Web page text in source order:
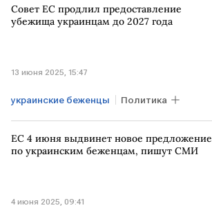
Совет ЕС продлил предоставление
убежища украинцам до 2027 года
13 июня 2025, 15:47
украинские беженцы Политика
УКРАИНА Брюссель
Урсула фон дер Ляйен ЕС
ЕС 4 июня выдвинет новое предложение
по украинским беженцам, пишут СМИ
4 июня 2025, 09:41